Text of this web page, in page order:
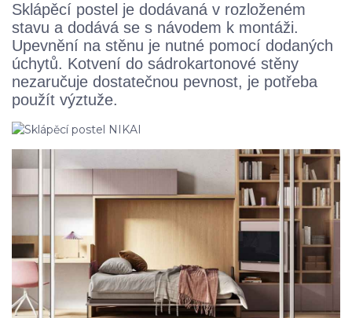
Sklápěcí postel je dodávaná v rozloženém
stavu a dodává se s návodem k montáži.
Upevnění na stěnu je nutné pomocí dodaných
úchytů. Kotvení do sádrokartonové stěny
nezaručuje dostatečnou pevnost, je potřeba
použít výztuže.